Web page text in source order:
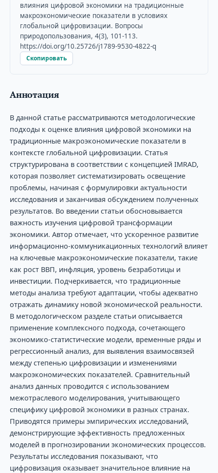
влияния цифровой экономики на традиционные
макроэкономические показатели в условиях
глобальной цифровизации. Вопросы
природопользования, 4(3), 101-113.
https://doi.org/10.25726/j1789-9530-4822-q
Скопировать
Аннотация
В данной статье рассматриваются методологические
подходы к оценке влияния цифровой экономики на
традиционные макроэкономические показатели в
контексте глобальной цифровизации. Статья
структурирована в соответствии с концепцией IMRAD,
которая позволяет систематизировать освещение
проблемы, начиная с формулировки актуальности
исследования и заканчивая обсуждением полученных
результатов. Во введении статьи обосновывается
важность изучения цифровой трансформации
экономики. Автор отмечает, что ускоренное развитие
информационно-коммуникационных технологий влияет
на ключевые макроэкономические показатели, такие
как рост ВВП, инфляция, уровень безработицы и
инвестиции. Подчеркивается, что традиционные
методы анализа требуют адаптации, чтобы адекватно
отражать динамику новой экономической реальности.
В методологическом разделе статьи описывается
применение комплексного подхода, сочетающего
экономико-статистические модели, временные ряды и
регрессионный анализ, для выявления взаимосвязей
между степенью цифровизации и изменениями
макроэкономических показателей. Сравнительный
анализ данных проводится с использованием
межотраслевого моделирования, учитывающего
специфику цифровой экономики в разных странах.
Приводятся примеры эмпирических исследований,
демонстрирующие эффективность предложенных
моделей в прогнозировании экономических процессов.
Результаты исследования показывают, что
цифровизация оказывает значительное влияние на